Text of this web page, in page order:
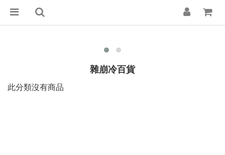
雜崩冷百貨
此分類沒有商品